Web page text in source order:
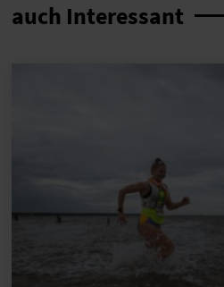
auch Interessant